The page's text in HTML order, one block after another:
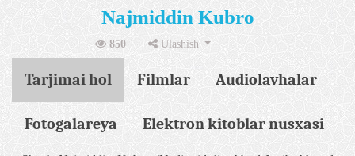
Najmiddin Kubro
850 Ulashish
Tarjimai hol Filmlar Audiolavhalar
Fotogalareya Elektron kitoblar nusxasi